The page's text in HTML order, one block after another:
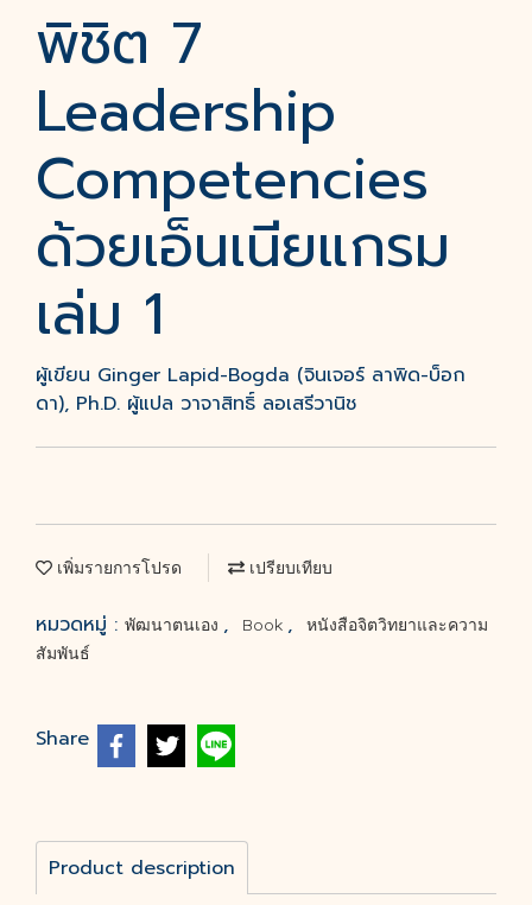
พิชิต 7
Leadership
Competencies
ด้วยเอ็นเนียแกรม
เล่ม 1
ผู้เขียน Ginger Lapid-Bogda (จินเจอร์ ลาพิด-บ็อก
ดา), Ph.D. ผู้แปล วาจาสิทธิ์ ลอเสรีวานิช
เพิ่มรายการโปรด เปรียบเทียบ
หมวดหมู่ : พัฒนาตนเอง , Book ,
หนังสือจิตวิทยาและความ
สัมพันธ์
Share
Product description